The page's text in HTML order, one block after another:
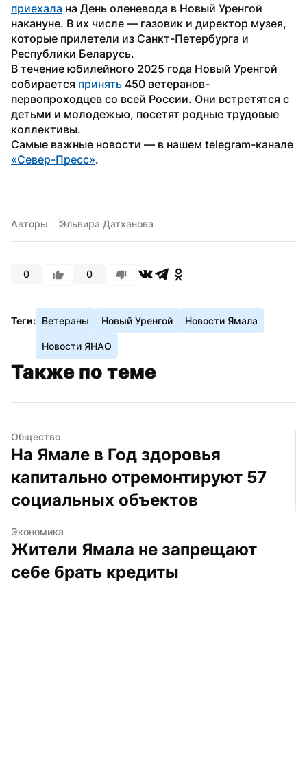
приехала на День оленевода в Новый Уренгой
накануне. В их числе — газовик и директор музея,
которые прилетели из Санкт-Петербурга и
Республики Беларусь.
В течение юбилейного 2025 года Новый Уренгой
собирается принять 450 ветеранов-
первопроходцев со всей России. Они встретятся с
детьми и молодежью, посетят родные трудовые
коллективы.
«Север-Пресс».
Авторы Эльвира Датханова
0 0
Теги: Ветераны Новый Уренгой Новости Ямала
Новости ЯНАО
Также по теме
Общество
На Ямале в Год здоровья
капитально отремонтируют 57
социальных объектов
Экономика
Жители Ямала не запрещают
себе брать кредиты